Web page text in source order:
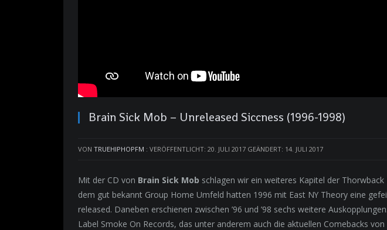
Brain Sick Mob – Unreleased Siccness (1996-1998)
VON TRUEHIPHOPFM : VERÖFFENTLICHT: 20. JULI 2017 GEÄNDERT: 14. JULI 2017
Mit der CD von Brain Sick Mob schlagen wir ein weiteres Kapitel der Thorwback
dem gut bekannt Group Home Umfeld hatten 1996 mit East NY Theory eine
released. Daneben erschienen zwischen ’96 und ’98 sechs weitere
Label Smoke On Records, das unter anderem auch die aktuellen Comebacks